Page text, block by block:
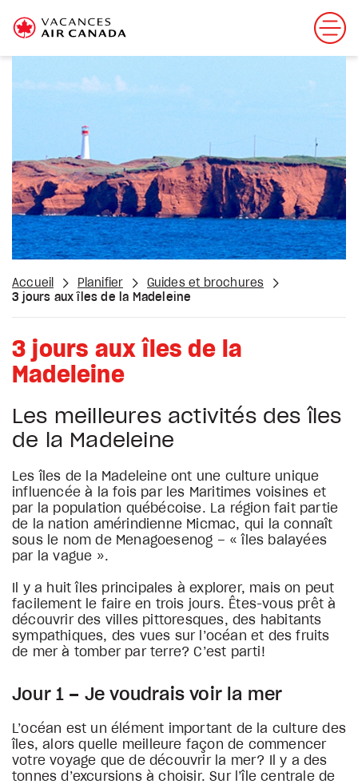
Accueil Planifier
Guides et brochures
3 jours aux îles de la Madeleine
3 jours aux îles de la
Madeleine
Les meilleures activités des îles
de la Madeleine
Les îles de la Madeleine ont une culture unique
influencée à la fois par les Maritimes voisines et
par la population québécoise. La région fait partie
de la nation amérindienne Micmac, qui la connaît
sous le nom de Menagoesenog – « îles balayées
par la vague ».
Il y a huit îles principales à explorer, mais on peut
facilement le faire en trois jours. Êtes-vous prêt à
découvrir des villes pittoresques, des habitants
sympathiques, des vues sur l’océan et des fruits
de mer à tomber par terre? C’est parti!
Jour 1 – Je voudrais voir la mer
L’océan est un élément important de la culture des
îles, alors quelle meilleure façon de commencer
votre voyage que de découvrir la mer? Il y a des
tonnes d’excursions à choisir. Sur l’île centrale de